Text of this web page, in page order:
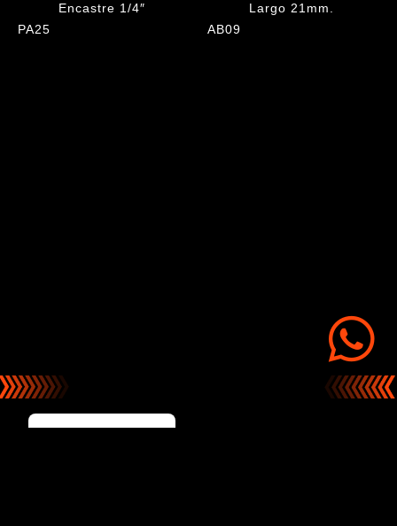
Encastre 1/4″
PA25
Largo 21mm.
AB09